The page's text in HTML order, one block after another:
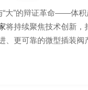
“大”的辩证革命——体
将持续聚焦技术创新，
、更可靠的微型插装